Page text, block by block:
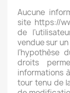
Aucune
site https://
de
vendue sur
l’hypothèse
droits
informations
tour tenu de